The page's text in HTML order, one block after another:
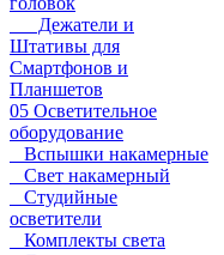
Дежатели и
Штативы для
Смартфонов и
Планшетов
05 Осветительное
оборудование
Вспышки накамерные
Свет накамерный
Студийные
осветители
Комплекты света